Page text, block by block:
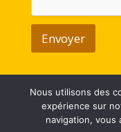
Envoyer
Nous utilisons des
expérience sur
navigation, vous